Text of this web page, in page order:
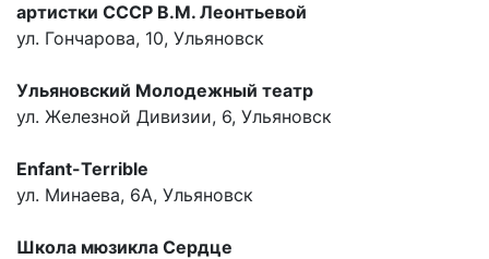
артистки СССР В.М. Леонтьевой
ул. Гончарова, 10, Ульяновск
Ульяновский Молодежный театр
ул. Железной Дивизии, 6, Ульяновск
Enfant-Terrible
ул. Минаева, 6А, Ульяновск
Школа мюзикла Сердце